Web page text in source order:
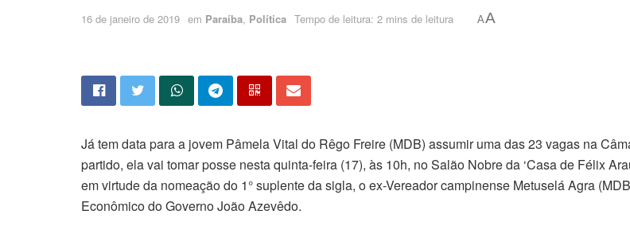
16 de janeiro de 2019 em Paraíba, Política Tempo de leitura: 2 mins de leitura AA
Já tem data para a jovem Pâmela Vital do Rêgo Freire (MDB) assumir uma das 23 vagas na
partido, ela vai tomar posse nesta quinta-feira (17), às 10h, no Salão Nobre da ‘Casa de Félix
em virtude da nomeação do 1° suplente da sigla, o ex-Vereador campinense Metuselá Agra
Econômico do Governo João Azevêdo.